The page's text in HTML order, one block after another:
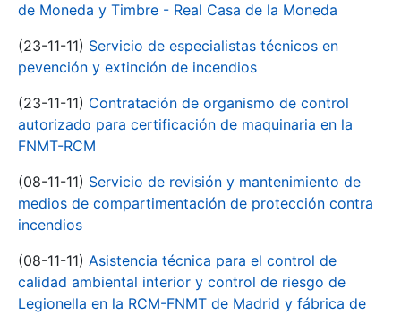
de Moneda y Timbre - Real Casa de la Moneda
(23-11-11) Servicio de especialistas técnicos en
pevención y extinción de incendios
(23-11-11) Contratación de organismo de control
autorizado para certificación de maquinaria en la
FNMT-RCM
(08-11-11) Servicio de revisión y mantenimiento de
medios de compartimentación de protección contra
incendios
(08-11-11) Asistencia técnica para el control de
calidad ambiental interior y control de riesgo de
Legionella en la RCM-FNMT de Madrid y fábrica de